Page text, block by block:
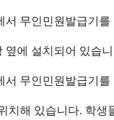
서 무인민원발급기
옆에 설치되어 있습
서 무인민원발급기
치해 있습니다. 학